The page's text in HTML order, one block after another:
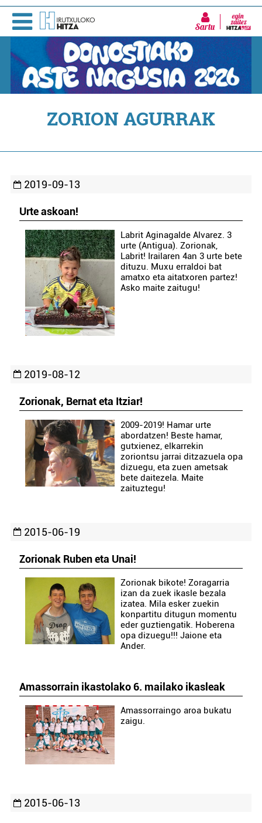
Sartu
ZORION AGURRAK
2019-09-13
Urte askoan!
Labrit Aginagalde Alvarez. 3
urte (Antigua). Zorionak,
Labrit! Irailaren 4an 3 urte bete
dituzu. Muxu erraldoi bat
amatxo eta aitatxoren partez!
Asko maite zaitugu!
2019-08-12
Zorionak, Bernat eta Itziar!
2009-2019! Hamar urte
abordatzen! Beste hamar,
gutxienez, elkarrekin
zoriontsu jarrai ditzazuela opa
dizuegu, eta zuen ametsak
bete daitezela. Maite
zaituztegu!
2015-06-19
Zorionak Ruben eta Unai!
Zorionak bikote! Zoragarria
izan da zuek ikasle bezala
izatea. Mila esker zuekin
konpartitu ditugun momentu
eder guztiengatik. Hoberena
opa dizuegu!!! Jaione eta
Ander.
Amassorrain ikastolako 6. mailako ikasleak
Amassorraingo aroa bukatu
zaigu.
2015-06-13